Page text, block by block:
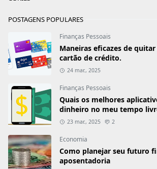
POSTAGENS POPULARES
Finanças Pessoais
Maneiras eficazes de
cartão de crédito.
24 mar., 2025
Finanças Pessoais
Quais os melhores
dinheiro no meu tempo
23 mar., 2025 2
Economia
Como planejar seu futuro
aposentadoria